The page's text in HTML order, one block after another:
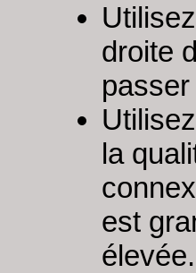
droite
la
est
élevée.